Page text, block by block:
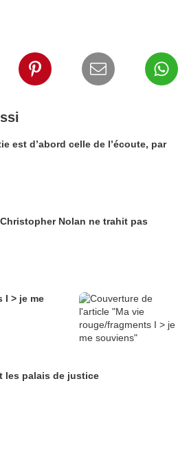
est d’abord celle de l’écoute, par
Nolan ne trahit pas
I > je me
les palais de justice